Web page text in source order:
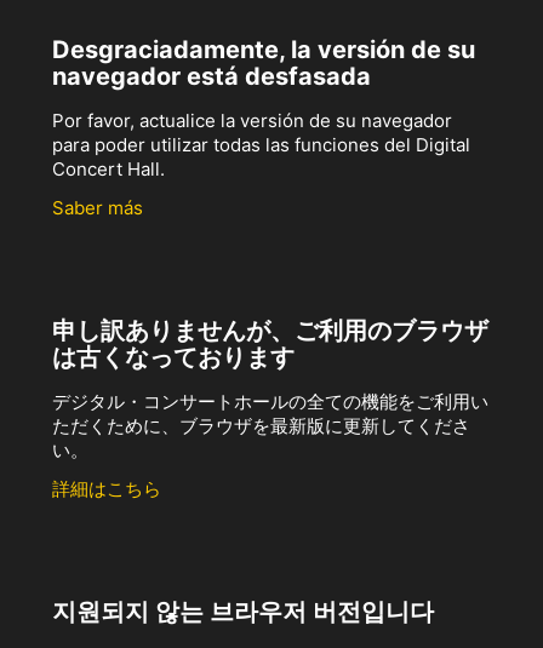
Desgraciadamente, la versión de su
navegador está desfasada
Por favor, actualice la versión de su navegador
para poder utilizar todas las funciones del Digital
Concert Hall.
Saber más
申し訳ありませんが、ご利用のブラウザ
は古くなっております
デジタル・コンサートホールの全ての機能をご利用い
ただくために、ブラウザを最新版に更新してくださ
い。
詳細はこちら
지원되지 않는 브라우저 버전입니다